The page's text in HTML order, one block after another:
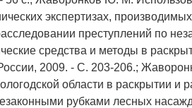
экспертизах,
преступлений по
средства и методы в
2009. - С. 203-206.;
области в раскрытии и
рубками лесных